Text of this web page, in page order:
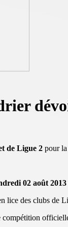
de Ligue 2 pour la
02 août 2013
lice des clubs de